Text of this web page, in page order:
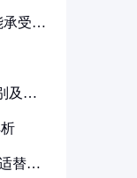
受多
及其
替代